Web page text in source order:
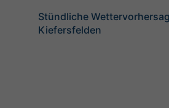
Stündliche
Kiefersfelden